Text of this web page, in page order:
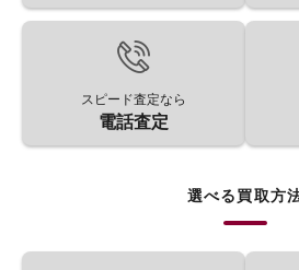
スピード査定なら
電話査定
選べる買取方